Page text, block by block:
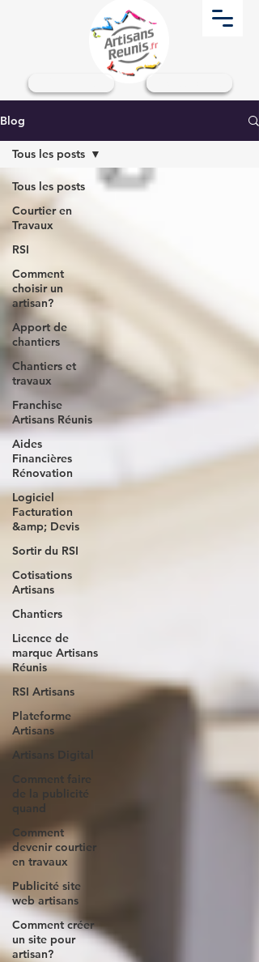
Blog
Tous les posts
Courtier en
Travaux
RSI
Comment
choisir un
artisan?
Apport de
chantiers
Chantiers et
travaux
Franchise
Artisans Réunis
Aides
Financières
Rénovation
Logiciel
Facturation
&amp; Devis
Sortir du RSI
Cotisations
Artisans
Chantiers
Licence de
marque Artisans
Réunis
RSI Artisans
Plateforme
Artisans
Artisans Digital
Comment faire
de la publicité
quand
Comment
devenir courtier
en travaux
Publicité site
web artisans
Comment créer
un site pour
artisan?
Tous les posts